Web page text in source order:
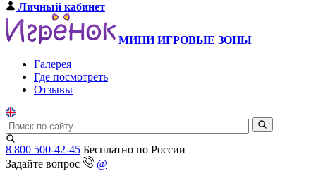
Личный кабинет
МИНИ ИГРОВЫЕ ЗОНЫ
Галерея
Где посмотреть
Отзывы
8 800 500-42-45 Бесплатно по России
Задайте вопрос
@